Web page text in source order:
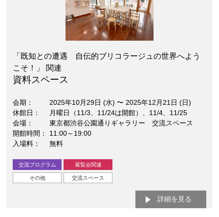
「既知との遭遇 自伝的ブリコラージュの世界へよう
こそ！」 関連
資料スペース
会期 2025年10月29日 (水) 〜 2025年12月21日 (日)
休館日
月曜日（11/3、11/24は開館）、11/4、11/25
会場
東京都渋谷公園通りギャラリー 交流スペース
開館時間
11:00～19:00
入場料
無料
交流プログラム 展覧会関連
その他 交流スペース
詳細を見る